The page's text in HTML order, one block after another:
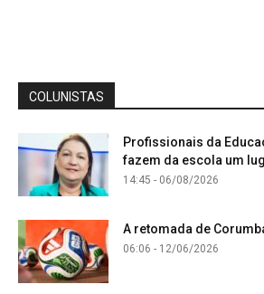
COLUNISTAS
Profissionais da
fazem da escola um
14:45 - 06/08/2026
A retomada de
06:06 - 12/06/2026